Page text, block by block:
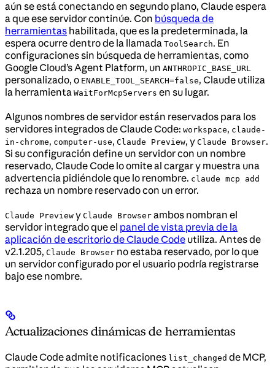
aún se está conectando en segundo plano, Claude espera
a que ese servidor continúe. Con búsqueda de
herramientas habilitada, que es la predeterminada, la
espera ocurre dentro de la llamada ToolSearch. En
configuraciones sin búsqueda de herramientas, como
Google Cloud’s Agent Platform, un ANTHROPIC_BASE_URL
personalizado, o ENABLE_TOOL_SEARCH=false, Claude utiliza
la herramienta WaitForMcpServers en su lugar.
Algunos nombres de servidor están reservados para los
servidores integrados de Claude Code: workspace, claude-
in-chrome, computer-use, Claude Preview, y Claude Browser.
Si su configuración define un servidor con un nombre
reservado, Claude Code lo omite al cargar y muestra una
advertencia pidiéndole que lo renombre. claude mcp add
rechaza un nombre reservado con un error.
Claude Preview y Claude Browser ambos nombran el
servidor integrado que el panel de vista previa de la
aplicación de escritorio de Claude Code utiliza. Antes de
v2.1.205, Claude Browser no estaba reservado, por lo que
un servidor configurado por el usuario podría registrarse
bajo ese nombre.
Actualizaciones dinámicas de herramientas
Claude Code admite notificaciones list_changed de MCP,